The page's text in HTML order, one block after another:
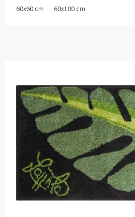
60x60 cm 60x100 cm